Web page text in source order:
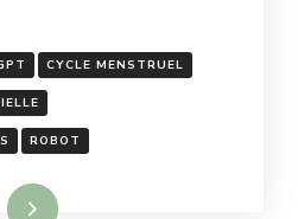
DE
BLOG
CYCLE MENSTRUEL
ROBOT